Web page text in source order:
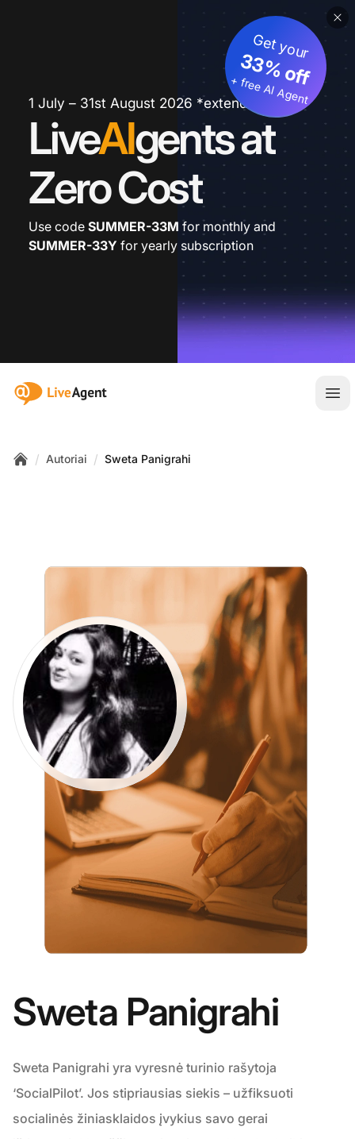
1 July – 31st August 2026 *extended
LiveAIgents at
Zero Cost
Get your
33% off
+ free AI Agent
Use code SUMMER-33M for monthly and
SUMMER-33Y for yearly subscription
:site.title
/ Autoriai / Sweta Panigrahi
Sweta Panigrahi
Sweta Panigrahi yra vyresnė turinio rašytoja
‘SocialPilot’. Jos stipriausias siekis – užfiksuoti
socialinės žiniasklaidos įvykius savo gerai